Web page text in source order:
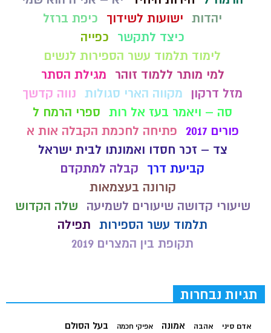
יהדות ישועות לשידוך
כיפת ברזל
כיצד לתקשר
כפייה
לימוד תלמוד עשר הספירות לנשים
למי מותר ללמוד זוהר
מגילת הסתר
מזל דרקון
מקווה הארי סגולות נווה קדשך
סה – ויאמר בעז אל רות ספרי הרמח ל
פורים 2017
פתיחה לחכמת הקבלה אות א
צד – זכר חסדו ואמונתו לבית ישראל
קביעת דרך
קבלה למתקדם
קורונה בעצמאות
שיעורי קדושה שיעורים לשמיעה
שלה הקדוש
תלמוד עשר הספירות תפילה
תקופת בין המצרים 2019
תגיות נבחרות
אדם סיני אהבה אמונה אפיקי חכמה בעל הסולם